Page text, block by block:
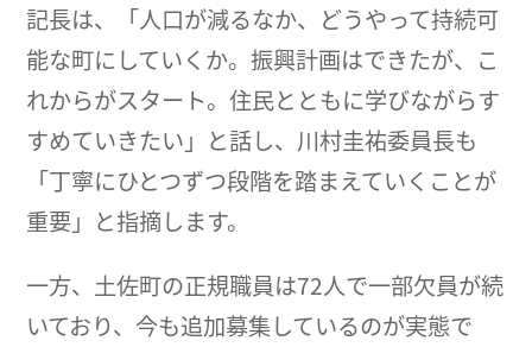
記長は、「人口が減るなか、どうやって持続可
能な町にしていくか。振興計画はできたが、こ
れからがスタート。住民とともに学びながらす
すめていきたい」と話し、川村圭祐委員長も
「丁寧にひとつずつ段階を踏まえていくことが
重要」と指摘します。
一方、土佐町の正規職員は72人で一部欠員が続
いており、今も追加募集しているのが実態で